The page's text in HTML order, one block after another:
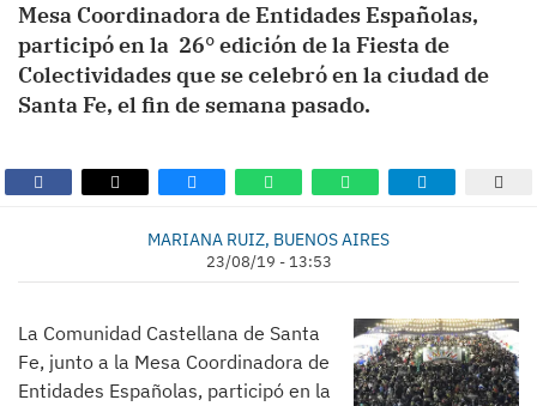
Mesa Coordinadora de Entidades Españolas,
participó en la 26° edición de la Fiesta de
Colectividades que se celebró en la ciudad de
Santa Fe, el fin de semana pasado.
MARIANA RUIZ, BUENOS AIRES
23/08/19 - 13:53
La Comunidad Castellana de Santa
Fe, junto a la Mesa Coordinadora de
Entidades Españolas, participó en la